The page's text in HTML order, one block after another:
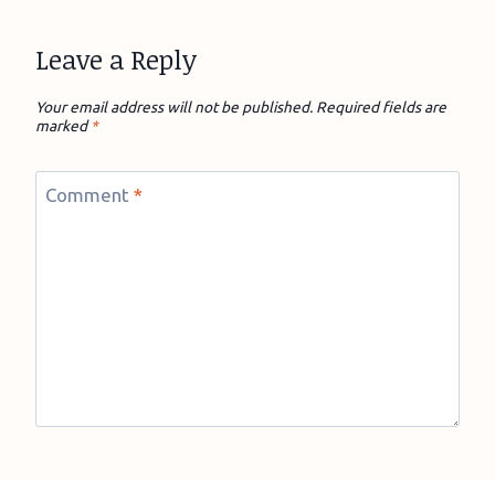
Leave a Reply
Your email address will not be published. Required fields are
marked*
Comment *